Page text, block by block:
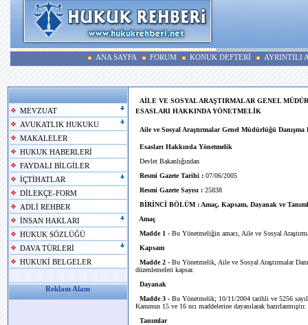
ANA SAYFA FORUM KONUK DEFTERİ AYRINTILI
MEVZUAT
AVUKATLIK HUKUKU
MAKALELER
HUKUK HABERLERİ
FAYDALI BİLGİLER
İÇTİHATLAR
DİLEKÇE-FORM
ADLİ REHBER
İNSAN HAKLARI
HUKUK SÖZLÜĞÜ
DAVA TÜRLERİ
HUKUKİ BELGELER
Reklam Alanı
AİLE VE SOSYAL ARAŞTIRMALAR GENEL
ESASLARI HAKKINDA YÖNETMELİK
Aile ve Sosyal Araştırmalar Genel Müdürlüğü
Esasları Hakkında Yönetmelik
Devlet Bakanlığından
Resmi Gazete Tarihi : 07/06/2005
Resmi Gazete Sayısı : 25838
BİRİNCİ BÖLÜM : Amaç, Kapsam, Dayanak ve
Amaç
Madde 1 - Bu Yönetmeliğin amacı, Aile ve Sosyal
Kapsam
Madde 2 - Bu Yönetmelik, Aile ve Sosyal Araştırmalar
düzenlemeleri kapsar.
Dayanak
Madde 3 - Bu Yönetmelik; 10/11/2004 tarihli ve 5256
Kanunun 15 ve 16 ncı maddelerine dayanılarak hazırlanmıştır.
Tanımlar